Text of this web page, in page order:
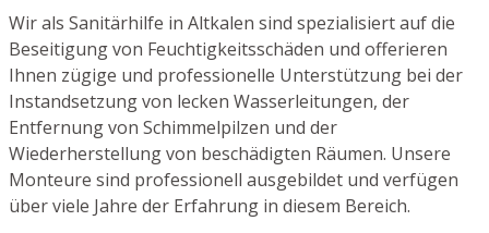
Wir als Sanitärhilfe in Altkalen sind spezialisiert auf die
Beseitigung von Feuchtigkeitsschäden und offerieren
Ihnen zügige und professionelle Unterstützung bei der
Instandsetzung von lecken Wasserleitungen, der
Entfernung von Schimmelpilzen und der
Wiederherstellung von beschädigten Räumen. Unsere
Monteure sind professionell ausgebildet und verfügen
über viele Jahre der Erfahrung in diesem Bereich.